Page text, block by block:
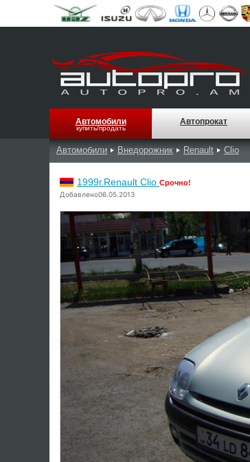
Автомобили
купить/продать
Автопрокат
Автомобили Внедорожник Renault Clio
1999г.Renault Clio Срочно!
Добавлено06.05.2013